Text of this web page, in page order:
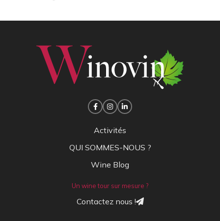
Activités
QUI SOMMES-NOUS ?
Wine Blog
Un wine tour sur mesure ?
Contactez nous !